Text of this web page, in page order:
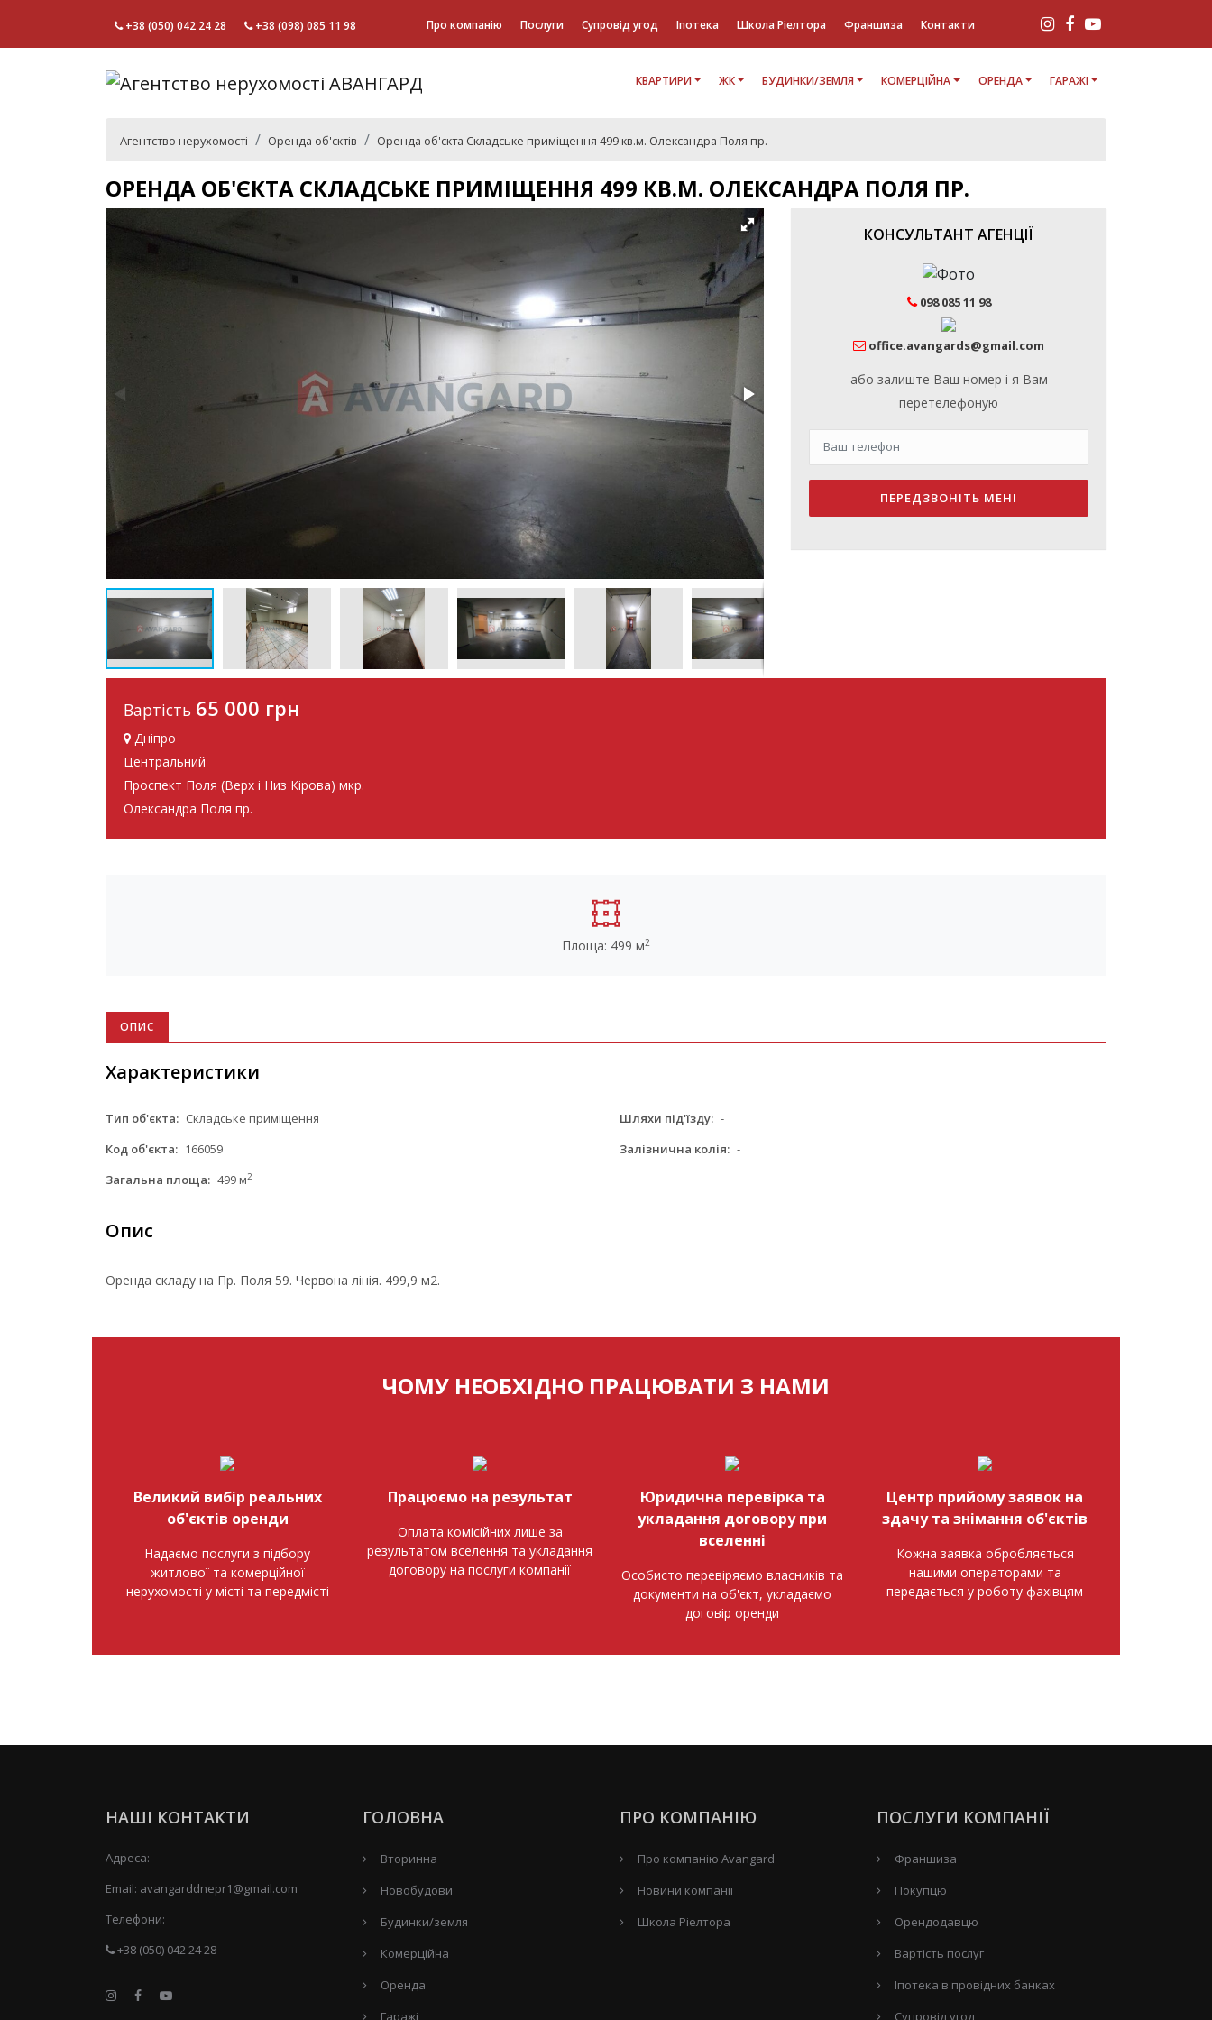
+38 (050) 042 24 28 +38 (098) 085 11 98 Про компанію Послуги Супровід угод Іпотека Школа Ріелтора Франшиза Контакти
КВАРТИРИ ЖК БУДИНКИ/ЗЕМЛЯ КОМЕРЦІЙНА ОРЕНДА ГАРАЖІ
Агентство нерухомості Оренда об'єктів Оренда об'єкта Складське приміщення 499 кв.м. Олександра Поля пр.
ОРЕНДА ОБ'ЄКТА СКЛАДСЬКЕ ПРИМІЩЕННЯ 499 КВ.М. ОЛЕКСАНДРА ПОЛЯ ПР.
КОНСУЛЬТАНТ АГЕНЦІЇ
098 085 11 98
office.avangards@gmail.com
або залиште Ваш номер і я Вам
перетелефоную
ПЕРЕДЗВОНІТЬ МЕНІ
Вартість 65 000 грн
Дніпро
Центральний
Проспект Поля (Верх і Низ Кірова) мкр.
Олександра Поля пр.
Площа: 499 м2
ОПИС
Характеристики
Тип об'єкта: Складське приміщення
Код об'єкта: 166059
Загальна площа: 499 м2
Шляхи під'їзду: -
Залізнична колія: -
Опис
Оренда складу на Пр. Поля 59. Червона лінія. 499,9 м2.
ЧОМУ НЕОБХІДНО ПРАЦЮВАТИ З НАМИ
Великий вибір реальних
об'єктів оренди
Надаємо послуги з підбору
житлової та комерційної
нерухомості у місті та передмісті
Працюємо на результат
Оплата комісійних лише за
результатом вселення та укладання
договору на послуги компанії
Юридична перевірка та
укладання договору при
вселенні
Особисто перевіряємо власників та
документи на об'єкт, укладаємо
договір оренди
Центр прийому заявок на
здачу та знімання об'єктів
Кожна заявка обробляється
нашими операторами та
передається у роботу фахівцям
НАШІ КОНТАКТИ
Адреса:
Email: avangarddnepr1@gmail.com
Телефони:
+38 (050) 042 24 28
ГОЛОВНА
Вторинна
Новобудови
Будинки/земля
Комерційна
Оренда
Гаражі
ПРО КОМПАНІЮ
Про компанію Avangard
Новини компанії
Школа Ріелтора
ПОСЛУГИ КОМПАНІЇ
Франшиза
Покупцю
Орендодавцю
Вартість послуг
Іпотека в провідних банках
Супровід угод